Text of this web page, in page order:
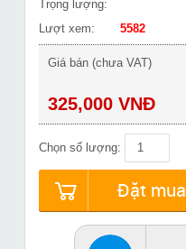
Trọng lượng:
Lượt xem:
5582
Giá bán (chưa VAT)
325,000 VNĐ
Chọn số lượng:
Đặt mua